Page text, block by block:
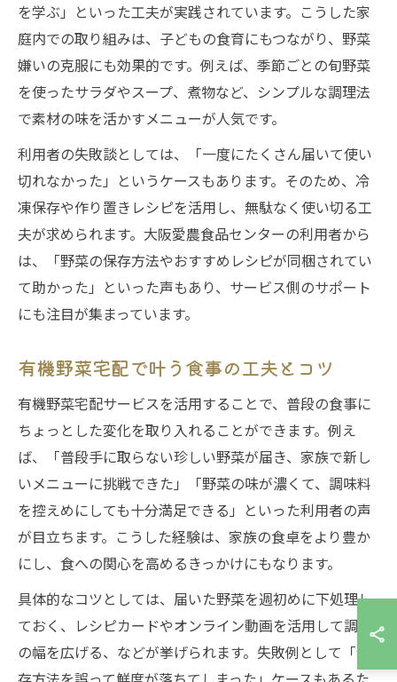
を学ぶ」といった工夫が実践されています。こうした家
庭内での取り組みは、子どもの食育にもつながり、野菜
嫌いの克服にも効果的です。例えば、季節ごとの旬野菜
を使ったサラダやスープ、煮物など、シンプルな調理法
で素材の味を活かすメニューが人気です。
利用者の失敗談としては、「一度にたくさん届いて使い
切れなかった」というケースもあります。そのため、冷
凍保存や作り置きレシピを活用し、無駄なく使い切る工
夫が求められます。大阪愛農食品センターの利用者から
は、「野菜の保存方法やおすすめレシピが同梱されてい
て助かった」といった声もあり、サービス側のサポート
にも注目が集まっています。
有機野菜宅配で叶う食事の工夫とコツ
有機野菜宅配サービスを活用することで、普段の食事に
ちょっとした変化を取り入れることができます。例え
ば、「普段手に取らない珍しい野菜が届き、家族で新し
いメニューに挑戦できた」「野菜の味が濃くて、調味料
を控えめにしても十分満足できる」といった利用者の声
が目立ちます。こうした経験は、家族の食卓をより豊か
にし、食への関心を高めるきっかけにもなります。
具体的なコツとしては、届いた野菜を週初めに下処理し
ておく、レシピカードやオンライン動画を活用して調理
の幅を広げる、などが挙げられます。失敗例として「保